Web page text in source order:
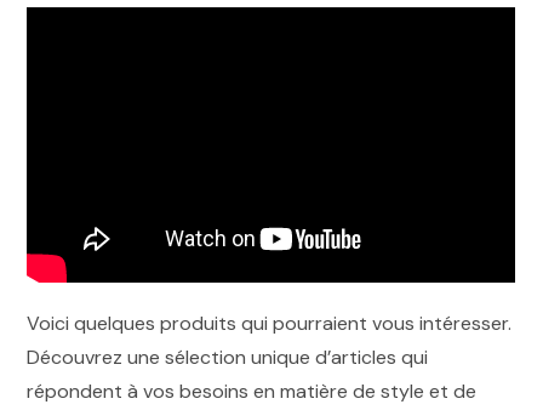
Voici quelques produits qui pourraient vous intéresser.
Découvrez une sélection unique d’articles qui
répondent à vos besoins en matière de style et de